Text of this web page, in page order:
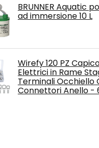
BRUNNER Aquatic
ad immersione 10 L
Wirefy 120 PZ
Elettrici in Rame
Terminali Occhiello
Connettori Anello -